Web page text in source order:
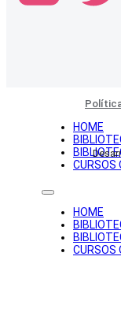
HOME
CURSOS
HOME
CURSOS